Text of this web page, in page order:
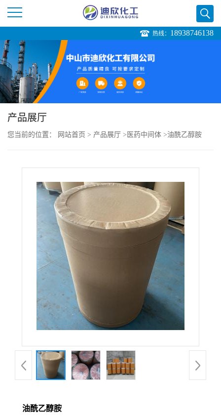
司
首
页
公
厅
热线： 18938746138
产品展厅
您当前的位置： 网站首页 > 产品展厅 > 医药中间体 >油酰乙醇胺
油酰乙醇胺